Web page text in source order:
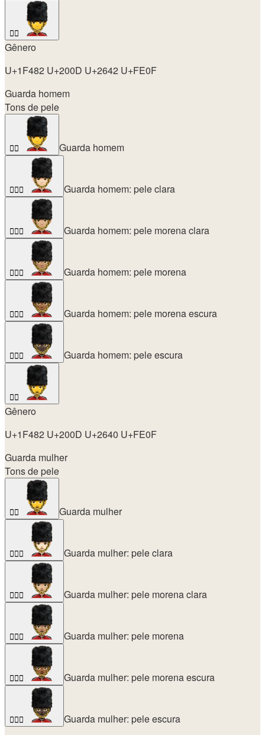
💂‍♂️
Gênero
U+1F482 U+200D U+2642 U+FE0F
Guarda homem
Tons de pele
💂‍♂️ Guarda homem
💂🏻‍♂️ Guarda homem: pele clara
💂🏼‍♂️ Guarda homem: pele morena clara
💂🏽‍♂️ Guarda homem: pele morena
💂🏾‍♂️ Guarda homem: pele morena escura
💂🏿‍♂️ Guarda homem: pele escura
💂‍♀️
Gênero
U+1F482 U+200D U+2640 U+FE0F
Guarda mulher
Tons de pele
💂‍♀️ Guarda mulher
💂🏻‍♀️ Guarda mulher: pele clara
💂🏼‍♀️ Guarda mulher: pele morena clara
💂🏽‍♀️ Guarda mulher: pele morena
💂🏾‍♀️ Guarda mulher: pele morena escura
💂🏿‍♀️ Guarda mulher: pele escura